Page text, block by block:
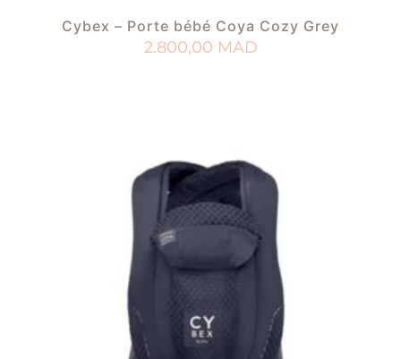
Cybex – Porte bébé Coya Cozy Grey
2.800,00 MAD